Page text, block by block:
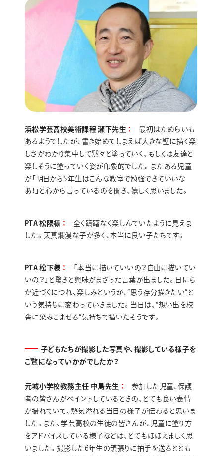
浜松学芸高校美術課程 瀬下先生
最初はためらいも
あるようでしたが、書き始めてしまえば大きな壁に描く楽
しさがわかり集中して黙々と塗っていく、もしくは友達と
楽しそうに塗っていく姿が印象的でした。またある児童
が「明日から5年生はこんな教室で勉強できていいな
あ！」と心から言っているのを聞き、嬉しく思いました。
PTA 松隈様
全く躊躇なく楽しんでいたように見えま
した。天真爛漫な子が多く、本当に良い子たちです。
PTA 松下様
「本当に描いていいの？自由に描いてい
いの？」と驚きと興味がまざった言葉が出ました。日にち
が近づくにつれ、楽しみというか、“思う存分描きたい”と
いう気持ちに変わっていきました。当日は、“想い出を校
舎に染みこませる”気持ちで描いたそうです。
子どもたちが撮影した写真や、撮影している様子を
ご覧になっていかがでしたか？
元城小学校教務主任 中島先生
参加した児童、保護
者の皆さんがペイントしているときの、とても良い表情
が撮れていて、熱気溢れる当日の様子が伝わると思いま
した。また、学芸高校の生徒の皆さんが、児童に塗り方
をアドバイスしている様子などは、とてもほほえましく思
いました。撮影した6年生の頑張りに拍手を送るととも